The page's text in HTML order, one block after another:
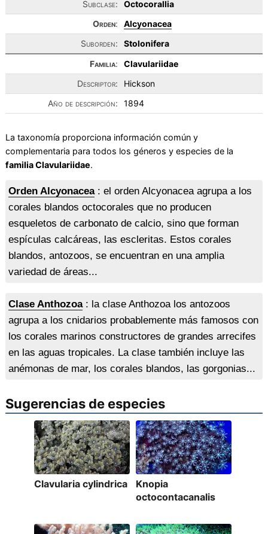
Subclase:
Octocorallia
Orden:
Alcyonacea
Suborden:
Stolonifera
Familia:
Clavulariidae
Descriptor:
Hickson
Año de descripción:
1894
La taxonomía proporciona información común y
complementaria para todos los géneros y especies de la
familia Clavulariidae.
Orden Alcyonacea: el orden Alcyonacea agrupa a los
corales blandos octocorales que no producen
esqueletos de carbonato de calcio, sino que forman
espículas calcáreas, las escleritas. Estos corales
blandos, antozoos, se encuentran en una amplia
variedad de áreas...
Clase Anthozoa: la clase Anthozoa los antozoos
agrupa a los cnidarios probablemente más famosos con
los corales marinos constructores de grandes arrecifes
en las aguas tropicales. La clase también incluye las
anémonas de mar, los corales blandos, las gorgonias...
Sugerencias de especies
Clavularia cylindrica
Knopia
octocontacanalis